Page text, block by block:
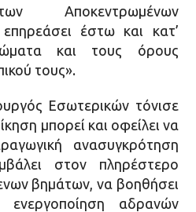
Αποκεντρωμένων
έστω και κατ’
και τους όρους
τους».
Εσωτερικών τόνισε
μπορεί και οφείλει να
ανασυγκρότηση
στον πληρέστερο
βημάτων, να βοηθήσει
ενεργοποίηση αδρανών